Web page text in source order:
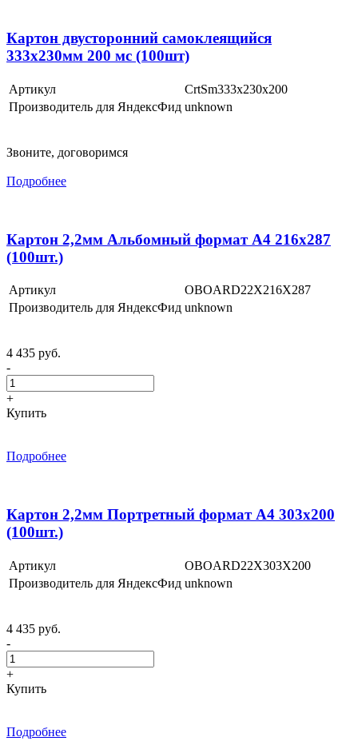
Картон двусторонний самоклеящийся
333х230мм 200 мс (100шт)
Артикул
CrtSm333x230x200
Производитель для ЯндексФид unknown
Звоните, договоримся
Подробнее
Картон 2,2мм Альбомный формат А4 216x287
(100шт.)
Артикул
OBOARD22X216X287
Производитель для ЯндексФид unknown
4 435 руб.
-
+
Купить
Подробнее
Картон 2,2мм Портретный формат А4 303х200
(100шт.)
Артикул
OBOARD22X303X200
Производитель для ЯндексФид unknown
4 435 руб.
-
+
Купить
Подробнее